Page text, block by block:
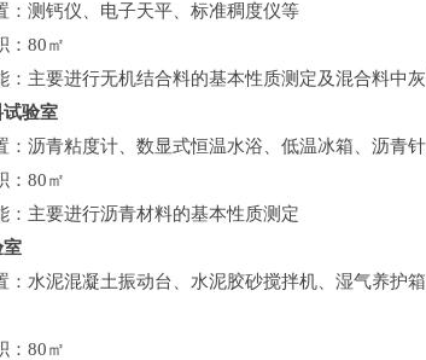
测钙仪、电子天平、标准稠度仪等
80㎡
主要进行无机结合料的基本性质测定及混合料中
验室
沥青粘度计、数显式恒温水浴、低温冰箱、沥青
80㎡
主要进行沥青材料的基本性质测定
室
水泥混凝土振动台、水泥胶砂搅拌机、湿气养护
80㎡